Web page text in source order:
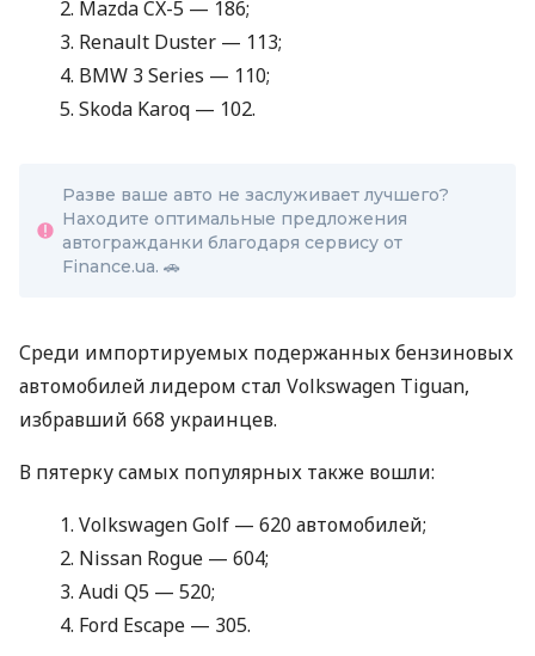
Mazda CX-5 — 186;
Renault Duster — 113;
BMW 3 Series — 110;
Skoda Karoq — 102.
Разве ваше авто не заслуживает лучшего?
Находите оптимальные предложения
автогражданки благодаря сервису от
Finance.ua. 🚗
Среди импортируемых подержанных бензиновых
автомобилей лидером стал Volkswagen Tiguan,
избравший 668 украинцев.
В пятерку самых популярных также вошли:
Volkswagen Golf — 620 автомобилей;
Nissan Rogue — 604;
Audi Q5 — 520;
Ford Escape — 305.